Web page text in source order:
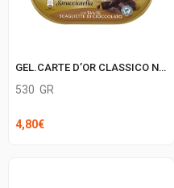
GEL.CARTE D’OR CLASSICO NEW STRACCIATELLA
530 GR
4,80€